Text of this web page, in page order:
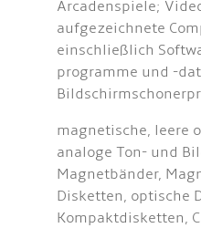
Arcadenspiele;
aufgezeichnete
einschließlich
programme und -
magnetische, leere
analoge Ton- und
Magnetbänder,
Disketten, optische
Kompaktdisketten,